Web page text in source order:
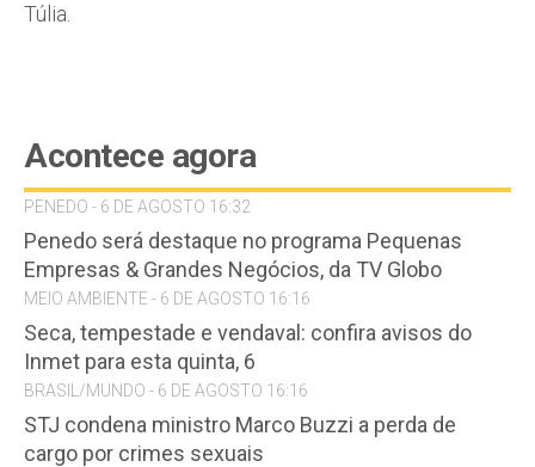
Túlia.
Acontece agora
PENEDO - 6 DE AGOSTO 16:32
Penedo será destaque no programa Pequenas
Empresas & Grandes Negócios, da TV Globo
MEIO AMBIENTE - 6 DE AGOSTO 16:16
Seca, tempestade e vendaval: confira avisos do
Inmet para esta quinta, 6
BRASIL/MUNDO - 6 DE AGOSTO 16:16
STJ condena ministro Marco Buzzi a perda de
cargo por crimes sexuais